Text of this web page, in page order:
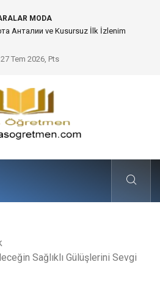
MODA
Mimarisinde Dev Bitkilerin Transferi
27 Tem 2026, Pts
Sağlıklı Gülüşlerini Sevgi